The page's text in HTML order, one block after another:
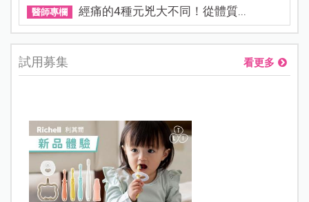
醫師專欄 經痛的4種元兇大不同！從體質...
試用募集 看更多